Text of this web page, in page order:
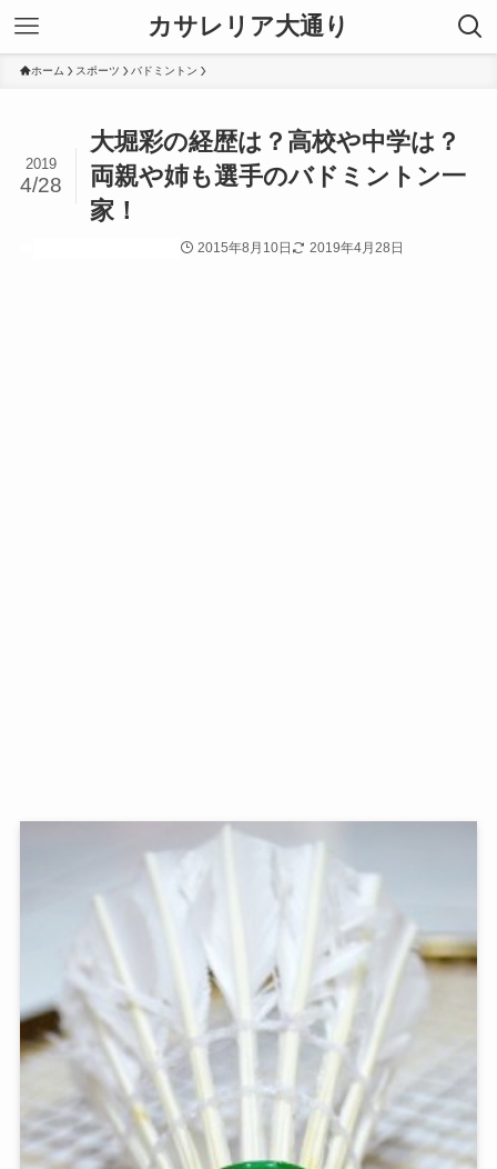
カサレリア大通り
ホーム スポーツ バドミントン
大堀彩の経歴は？高校や中学は？
両親や姉も選手のバドミントン一
家！
2019
4/28
2015年8月10日 2019年4月28日